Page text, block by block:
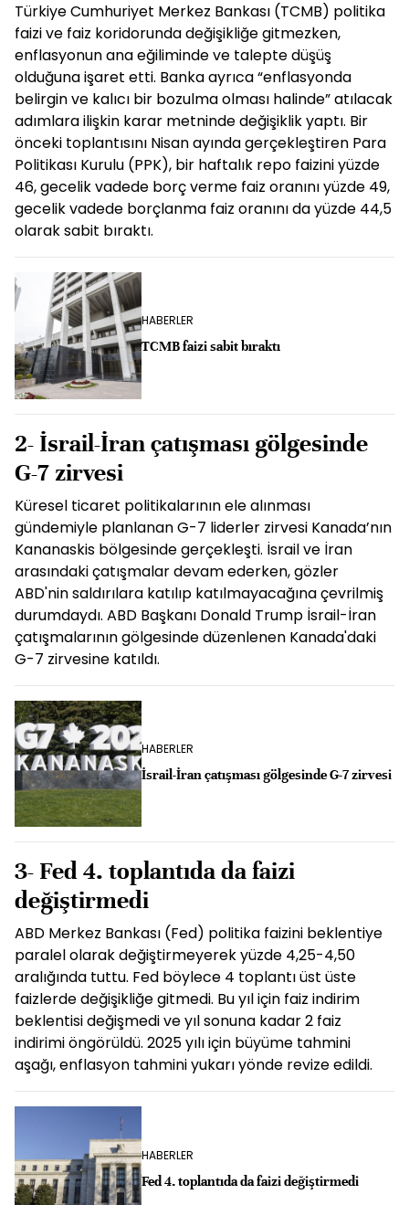
Türkiye Cumhuriyet Merkez Bankası (TCMB) politika
faizi ve faiz koridorunda değişikliğe gitmezken,
enflasyonun ana eğiliminde ve talepte düşüş
olduğuna işaret etti. Banka ayrıca “enflasyonda
belirgin ve kalıcı bir bozulma olması halinde” atılacak
adımlara ilişkin karar metninde değişiklik yaptı. Bir
önceki toplantısını Nisan ayında gerçekleştiren Para
Politikası Kurulu (PPK), bir haftalık repo faizini yüzde
46, gecelik vadede borç verme faiz oranını yüzde 49,
gecelik vadede borçlanma faiz oranını da yüzde 44,5
olarak sabit bıraktı.
HABERLER
TCMB faizi sabit bıraktı
2- İsrail-İran çatışması gölgesinde
G-7 zirvesi
Küresel ticaret politikalarının ele alınması
gündemiyle planlanan G-7 liderler zirvesi Kanada’nın
Kananaskis bölgesinde gerçekleşti. İsrail ve İran
arasındaki çatışmalar devam ederken, gözler
ABD'nin saldırılara katılıp katılmayacağına çevrilmiş
durumdaydı. ABD Başkanı Donald Trump İsrail-İran
çatışmalarının gölgesinde düzenlenen Kanada'daki
G-7 zirvesine katıldı.
HABERLER
İsrail-İran çatışması gölgesinde G-7 zirvesi
3- Fed 4. toplantıda da faizi
değiştirmedi
ABD Merkez Bankası (Fed) politika faizini beklentiye
paralel olarak değiştirmeyerek yüzde 4,25-4,50
aralığında tuttu. Fed böylece 4 toplantı üst üste
faizlerde değişikliğe gitmedi. Bu yıl için faiz indirim
beklentisi değişmedi ve yıl sonuna kadar 2 faiz
indirimi öngörüldü. 2025 yılı için büyüme tahmini
aşağı, enflasyon tahmini yukarı yönde revize edildi.
HABERLER
Fed 4. toplantıda da faizi değiştirmedi